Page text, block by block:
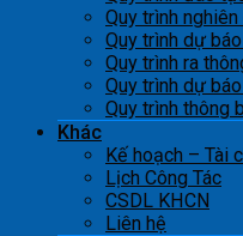
Quy trình
Quy trình dự
Quy trình ra
Quy trình dự
Quy trình thông
Khác
Kế hoạch – Tài
Lịch Công Tác
CSDL KHCN
Liên hệ